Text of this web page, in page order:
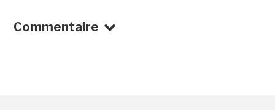
Commentaire